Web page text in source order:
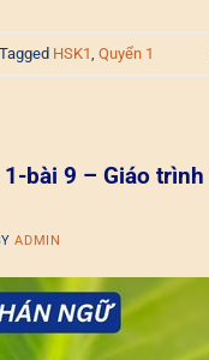
Tagged HSK1 Quyển 1
bài 9 – Giáo
ADMIN